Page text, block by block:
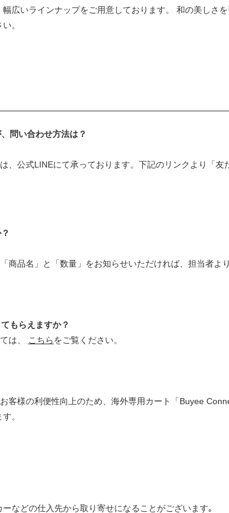
広いラインナップをご用意しております。 和の美しさ
。
問い合わせ方法は？
、公式LINEにて承っております。下記のリンクより「友
商品名」と「数量」をお知らせいただければ、担当者よ
もらえますか？
は、
こちらをご覧ください。
客様の利便性向上のため、海外専用カート「Buyee
。
などの仕入先から取り寄せになることがございます｡